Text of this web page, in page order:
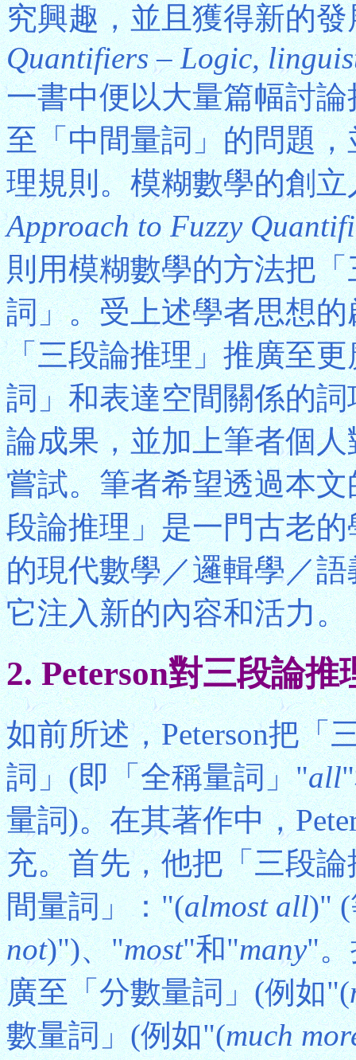
究興趣，並且獲得新的發
Quantifiers – Logic,
一書中便以大量篇幅討
至「中間量詞」的問題
理規則。模糊數學的創立
Approach to Fuzzy
則用模糊數學的方法把
詞」。受上述學者思想
「三段論推理」推廣至
詞」和表達空間關係的
論成果，並加上筆者個
嘗試。筆者希望透過本
段論推理」是一門古老
的現代數學／邏輯學／
它注入新的內容和活力。
2. Peterson對三段論推
如前所述，Peterson把「
詞」(即「全稱量詞」"all
量詞)。在其著作中，
充。首先，他把「三段
間量詞」："(almost all)"
not)")、"most"和"many"。
廣至「分數量詞」(例如"(
數量詞」(例如"(much